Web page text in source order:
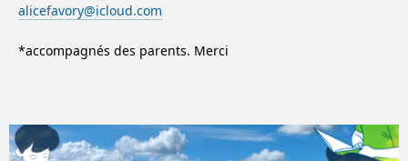
alicefavory@icloud.com
*accompagnés des parents. Merci